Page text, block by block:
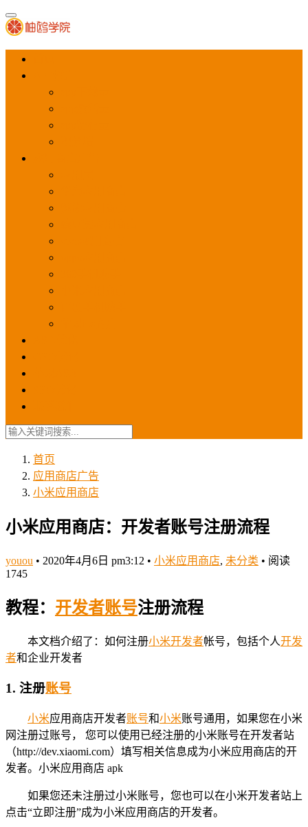
首页
应用商店广告
小米应用商店
小米应用商店：开发者账号注册流程
youou • 2020年4月6日 pm3:12 • 小米应用商店, 未分类 • 阅读
1745
教程： 开发者账号注册流程
本文档介绍了：如何注册小米开发者帐号，包括个人开发
者和企业开发者
1. 注册账号
小米应用商店开发者账号和小米账号通用，如果您在小米
网注册过账号， 您可以使用已经注册的小米账号在开发者站
（http://dev.xiaomi.com）填写相关信息成为小米应用商店的开
发者。小米应用商店 apk
如果您还未注册过小米账号，您也可以在小米开发者站上
点击“立即注册”成为小米应用商店的开发者。